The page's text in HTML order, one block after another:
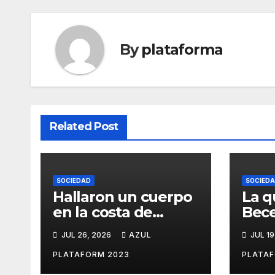
Byplataforma
Related Post
SOCIEDAD
Hallaron un cuerpo
en la costa de
quinto pescador
desaparecido en
JUL 26, 2026 AZUL
PLATAFORM 2023
La
JUL